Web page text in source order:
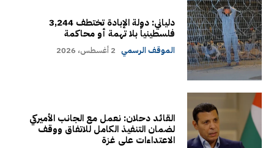
دلياني: دولة الإبادة تختطف 3,244
فلسطينياً بلا تهمة أو محاكمة
الموقف الرسمي 2 أغسطس، 2026
القائد دحلان: نعمل مع الجانب الأميركي
لضمان التنفيذ الكامل للاتفاق ووقف
الاعتداءات على غزة